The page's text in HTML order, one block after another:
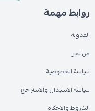
روابط مهمة
المدونة
من نحن
سياسة الخصوصية
سياسة الاستبدال والاسترجاع
الشروط والاحكام